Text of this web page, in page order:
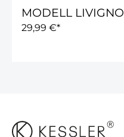
MODELL LIVIGNO
29,99 €*